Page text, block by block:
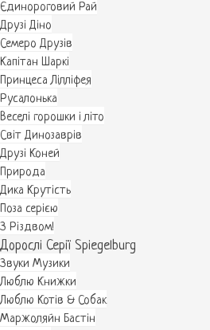
Єдинороговий Рай
Друзі Діно
Семеро Друзів
Капітан Шаркі
Принцеса Лілліфея
Русалонька
Веселі горошки і літо
Світ Динозаврів
Друзі Коней
Природа
Дика Крутість
Поза серією
З Різдвом!
Дорослі Серії Spiegelburg
Звуки Музики
Люблю Книжки
Люблю Котів & Собак
Маржоляйн Бастін